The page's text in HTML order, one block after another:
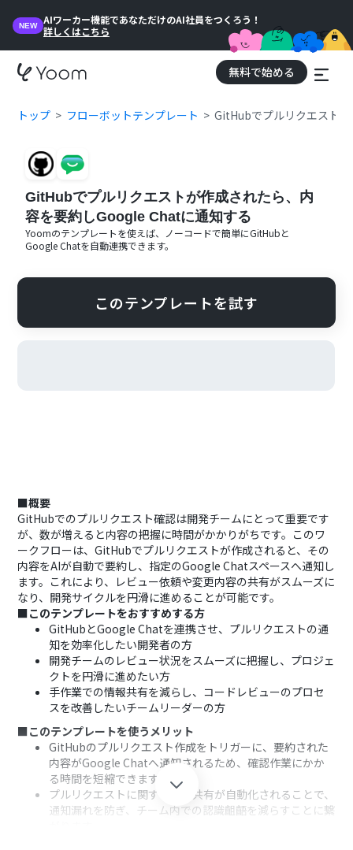
NEW
AIワーカー機能であなただけのAI社員をつくろう！
詳しくはこちら
無料で始める
トップ フローボットテンプレート GitHubでプルリクエスト
GitHubでプルリクエストが作成されたら、内
容を要約しGoogle Chatに通知する
Yoomのテンプレートを使えば、ノーコードで簡単にGitHubと
Google Chatを自動連携できます。
このテンプレートを試す
■概要
GitHubでのプルリクエスト確認は開発チームにとって重要です
が、数が増えると内容の把握に時間がかかりがちです。このワ
ークフローは、GitHubでプルリクエストが作成されると、その
内容をAIが自動で要約し、指定のGoogle Chatスペースへ通知し
ます。これにより、レビュー依頼や変更内容の共有がスムーズに
なり、開発サイクルを円滑に進めることが可能です。
■このテンプレートをおすすめする方
GitHubとGoogle Chatを連携させ、プルリクエストの通
知を効率化したい開発者の方
開発チームのレビュー状況をスムーズに把握し、プロジェ
クトを円滑に進めたい方
手作業での情報共有を減らし、コードレビューのプロセ
スを改善したいチームリーダーの方
■このテンプレートを使うメリット
GitHubのプルリクエスト作成をトリガーに、要約された
内容がGoogle Chatへ通知されるため、確認作業にかか
る時間を短縮できます
プルリクエストに関する情報共有が自動化されることで、
通知漏れを防ぎ、チーム内での認識齟齬を減らすことに繋